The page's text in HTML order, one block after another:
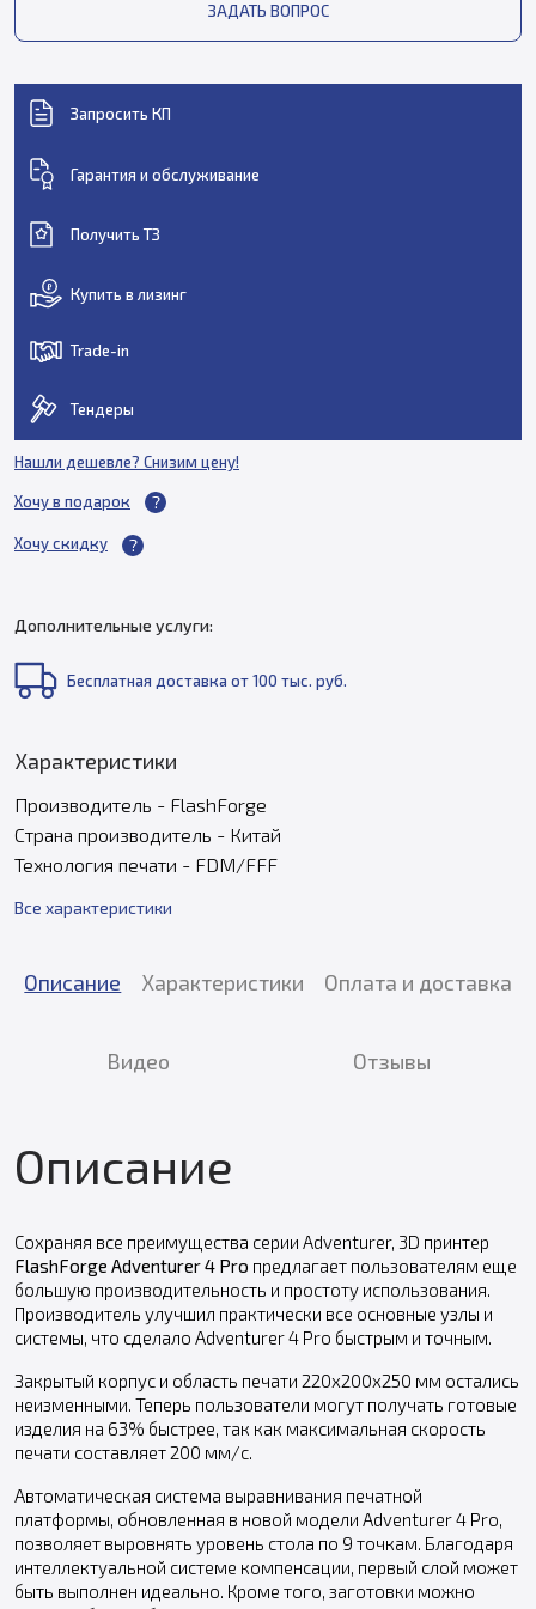
ЗАДАТЬ ВОПРОС
Запросить КП
Гарантия и обслуживание
Получить ТЗ
Купить в лизинг
Trade-in
Тендеры
Нашли дешевле? Снизим цену!
Хочу в подарок
Хочу скидку
Дополнительные услуги:
Бесплатная доставка от 100 тыс. руб.
Характеристики
Производитель - FlashForge
Страна производитель - Китай
Технология печати - FDM/FFF
Все характеристики
Описание Характеристики Оплата и доставка
Видео Отзывы
Описание
Сохраняя все преимущества серии Adventurer, 3D принтер
FlashForge Adventurer 4 Pro предлагает пользователям еще
большую производительность и простоту использования.
Производитель улучшил практически все основные узлы и
системы, что сделало Adventurer 4 Pro быстрым и точным.
Закрытый корпус и область печати 220х200х250 мм остались
неизменными. Теперь пользователи могут получать готовые
изделия на 63% быстрее, так как максимальная скорость
печати составляет 200 мм/с.
Автоматическая система выравнивания печатной
платформы, обновленная в новой модели Adventurer 4 Pro,
позволяет выровнять уровень стола по 9 точкам. Благодаря
интеллектуальной системе компенсации, первый слой может
быть выполнен идеально. Кроме того, заготовки можно